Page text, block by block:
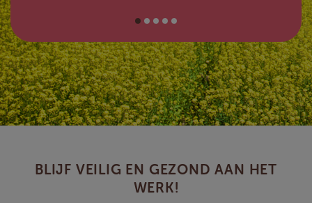
BLIJF VEILIG EN GEZOND AAN HET
WERK!